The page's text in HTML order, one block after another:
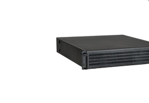
دارای حفاظتهای کامل الکتریکی
دارای استحکام مناسب مکانیکی
دارای تهویه مناسب
یکسال گارانتی و 5 سال تامین قطعات